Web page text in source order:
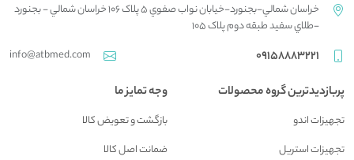
خراسان شمالي-بجنورد-خيابان نواب صفوي 5 پلاک 106 خراسان شمالي - بجنورد
-طلاي سفيد طبقه دوم پلاک 105
09158883221
info@atbmed.com
پربازدیدترین گروه محصولات
تجهیزات اندو
تجهیزات استریل
وجه تمایز ما
بازگشت و تعويض کالا
ضمانت اصل کالا